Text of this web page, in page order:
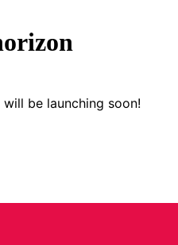
be launching soon!